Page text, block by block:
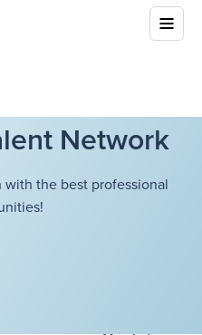
Network
the best professional